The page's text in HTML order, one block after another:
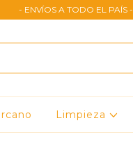
- ENVÍOS A TODO EL PAÍS -
Limpieza